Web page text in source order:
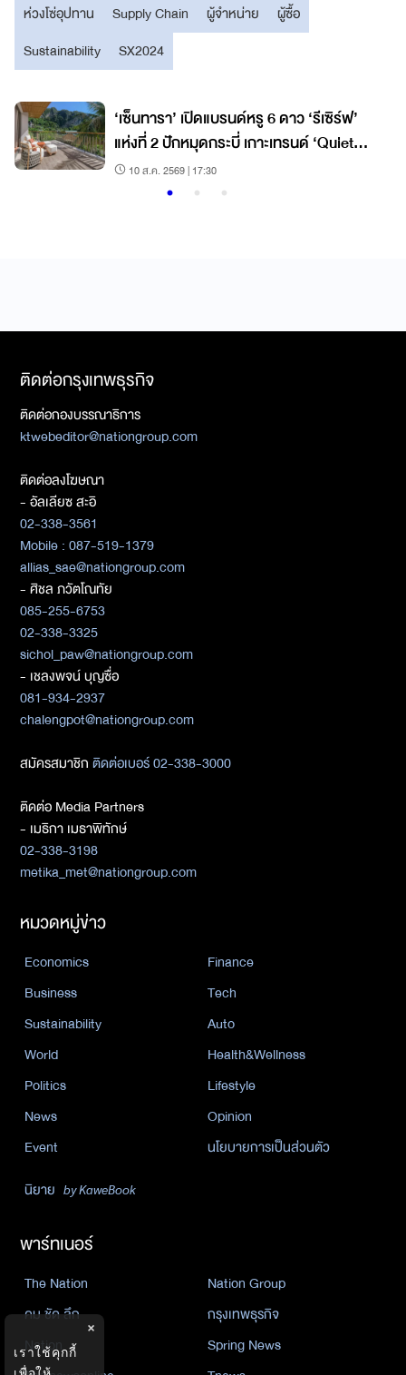
ห่วงโซ่อุปทาน Supply Chain ผู้จำหน่าย
ผู้ซื้อ
Sustainability
SX2024
‘เซ็นทารา’ เปิดแบรนด์หรู 6 ดาว ‘รีเซิร์ฟ’
แห่งที่ 2 ปักหมุดกระบี่ เกาะเทรนด์ ‘Quiet
Luxury’ โตแรง
10 ส.ค. 2569 | 17:30
ติดต่อกรุงเทพธุรกิจ
ติดต่อกองบรรณาธิการ
ktwebeditor@nationgroup.com
ติดต่อลงโฆษณา
- อัลเลียซ สะอิ
02-338-3561
Mobile : 087-519-1379
allias_sae@nationgroup.com
- ศิชล ภวัตโณทัย
085-255-6753
02-338-3325
sichol_paw@nationgroup.com
- เชลงพจน์ บุญซื่อ
081-934-2937
chalengpot@nationgroup.com
สมัครสมาชิกติดต่อเบอร์ 02-338-3000
ติดต่อ Media Partners
- เมธิกา เมธาพิทักษ์
02-338-3198
metika_met@nationgroup.com
หมวดหมู่ข่าว
Economics
Finance
Business
Tech
Sustainability
Auto
World
Health&Wellness
Politics
Lifestyle
News
Opinion
Event
นโยบายการเป็นส่วนตัว
นิยาย by KaweBook
พาร์ทเนอร์
The Nation
Nation Group
คม ชัด ลึก
กรุงเทพธุรกิจ
Nation
Spring News
×
เราใช้คุกกี้